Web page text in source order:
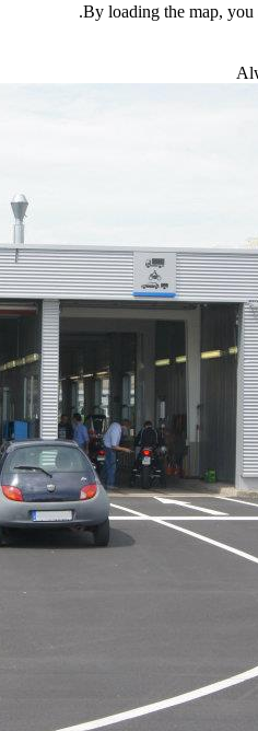
By loading the map, you